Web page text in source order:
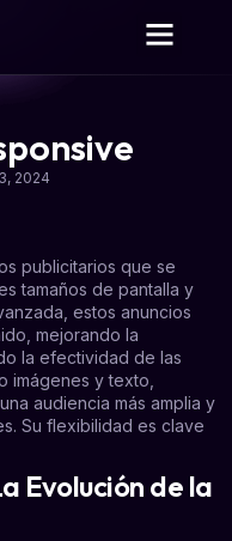
2024
publicitarios que se
tamaños de pantalla y
estos anuncios
mejorando la
la efectividad de las
imágenes y texto,
audiencia más amplia y
Su flexibilidad es clave
Evolución de la